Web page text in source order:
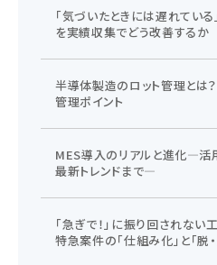
「気づいたときには遅れてい
を実績収集でどう改善するか
半導体製造のロット管理とは
管理ポイント
MES導入のリアルと進化―活
最新トレンドまで―
「急ぎで！」に振り回されな
特急案件の「仕組み化」と「脱